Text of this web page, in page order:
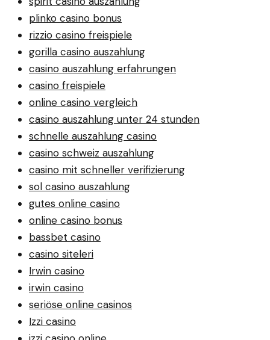
plinko casino bonus
rizzio casino freispiele
gorilla casino auszahlung
casino auszahlung erfahrungen
casino freispiele
online casino vergleich
casino auszahlung unter 24 stunden
schnelle auszahlung casino
casino schweiz auszahlung
casino mit schneller verifizierung
sol casino auszahlung
gutes online casino
online casino bonus
bassbet casino
casino siteleri
Irwin casino
irwin casino
seriöse online casinos
Izzi casino